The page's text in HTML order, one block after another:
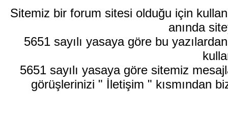
Sitemiz bir forum sitesi olduğu için
anında
5651 sayılı yasaya göre bu
5651 sayılı yasaya göre sitemiz
görüşlerinizi " İletişim " kısmından